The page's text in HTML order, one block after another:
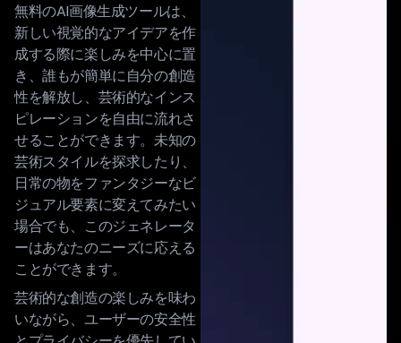
無料のAI画像生成ツールは、
新しい視覚的なアイデアを作
成する際に楽しみを中心に置
き、誰もが簡単に自分の創造
性を解放し、芸術的なインス
ピレーションを自由に流れさ
せることができます。未知の
芸術スタイルを探求したり、
日常の物をファンタジーなビ
ジュアル要素に変えてみたい
場合でも、このジェネレータ
ーはあなたのニーズに応える
ことができます。
芸術的な創造の楽しみを味わ
いながら、ユーザーの安全性